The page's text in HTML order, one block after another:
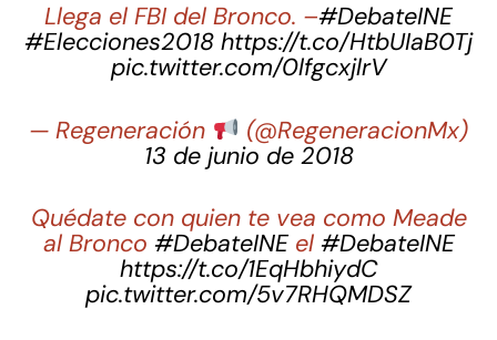
Llega el FBI del Bronco. –#DebateINE
#Elecciones2018 https://t.co/HtbUIaB0Tj
pic.twitter.com/0lfgcxjlrV
— Regeneración
󠁲 (@RegeneracionMx)
13 de junio de 2018
Quédate con quien te vea como Meade
al Bronco #DebateINEel #DebateINE
https://t.co/1EqHbhiydC
pic.twitter.com/5v7RHQMDSZ